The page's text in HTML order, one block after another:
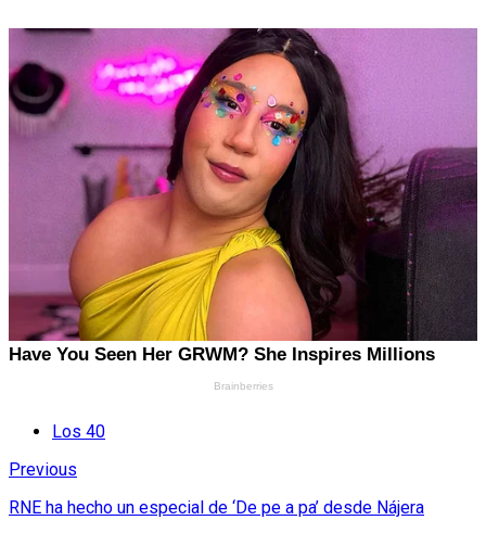
Los 40
Previous
RNE ha hecho un especial de ‘De pe a pa’ desde Nájera